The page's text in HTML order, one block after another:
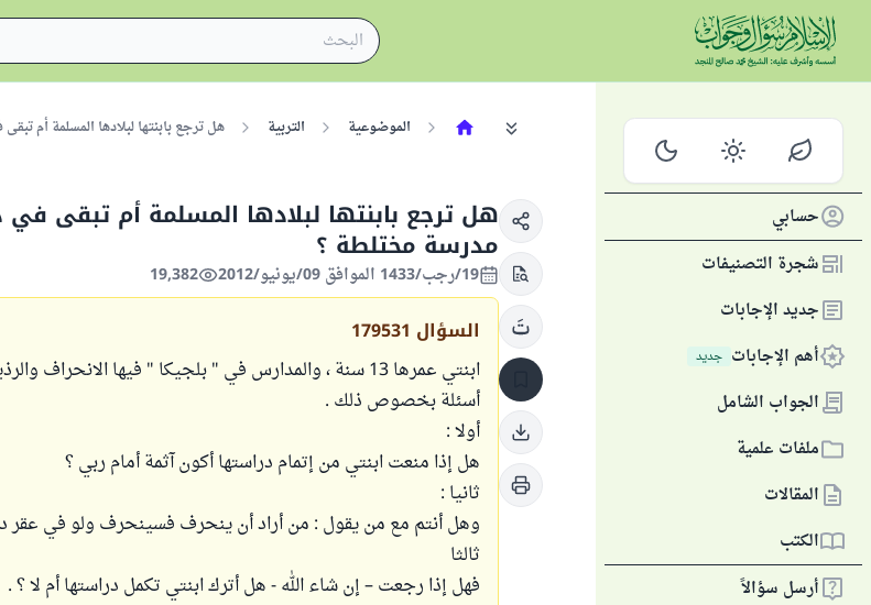
حسابي
شجرة التصنيفات
جديد الإجابات
أهم الإجابات جديد
الجواب الشامل
ملفات علمية
المقالات
الكتب
أرسل سؤالاً
الموضوعية التربية هل ترجع بابنتها لبلادها المسلمة أم
هل ترجع بابنتها لبلادها المسلمة أم تبقى في
مدرسة مختلطة ؟
19/رجب/1433 الموافق 09/يونيو/2012 19,382
السؤال 179531
ابنتي عمرها 13 سنة ، والمدارس في " بلجيكا " فيها
أسئلة بخصوص ذلك .
أولا :
هل إذا منعت ابنتي من إتمام دراستها أكون آثمة أمام ربي ؟
ثانيا :
وهل أنتم مع من يقول : من أراد أن ينحرف فسينحرف ولو في عقر
ثالثا
فهل إذا رجعت – إن شاء الله - هل أترك ابنتي تكمل دراستها أم لا ؟ .